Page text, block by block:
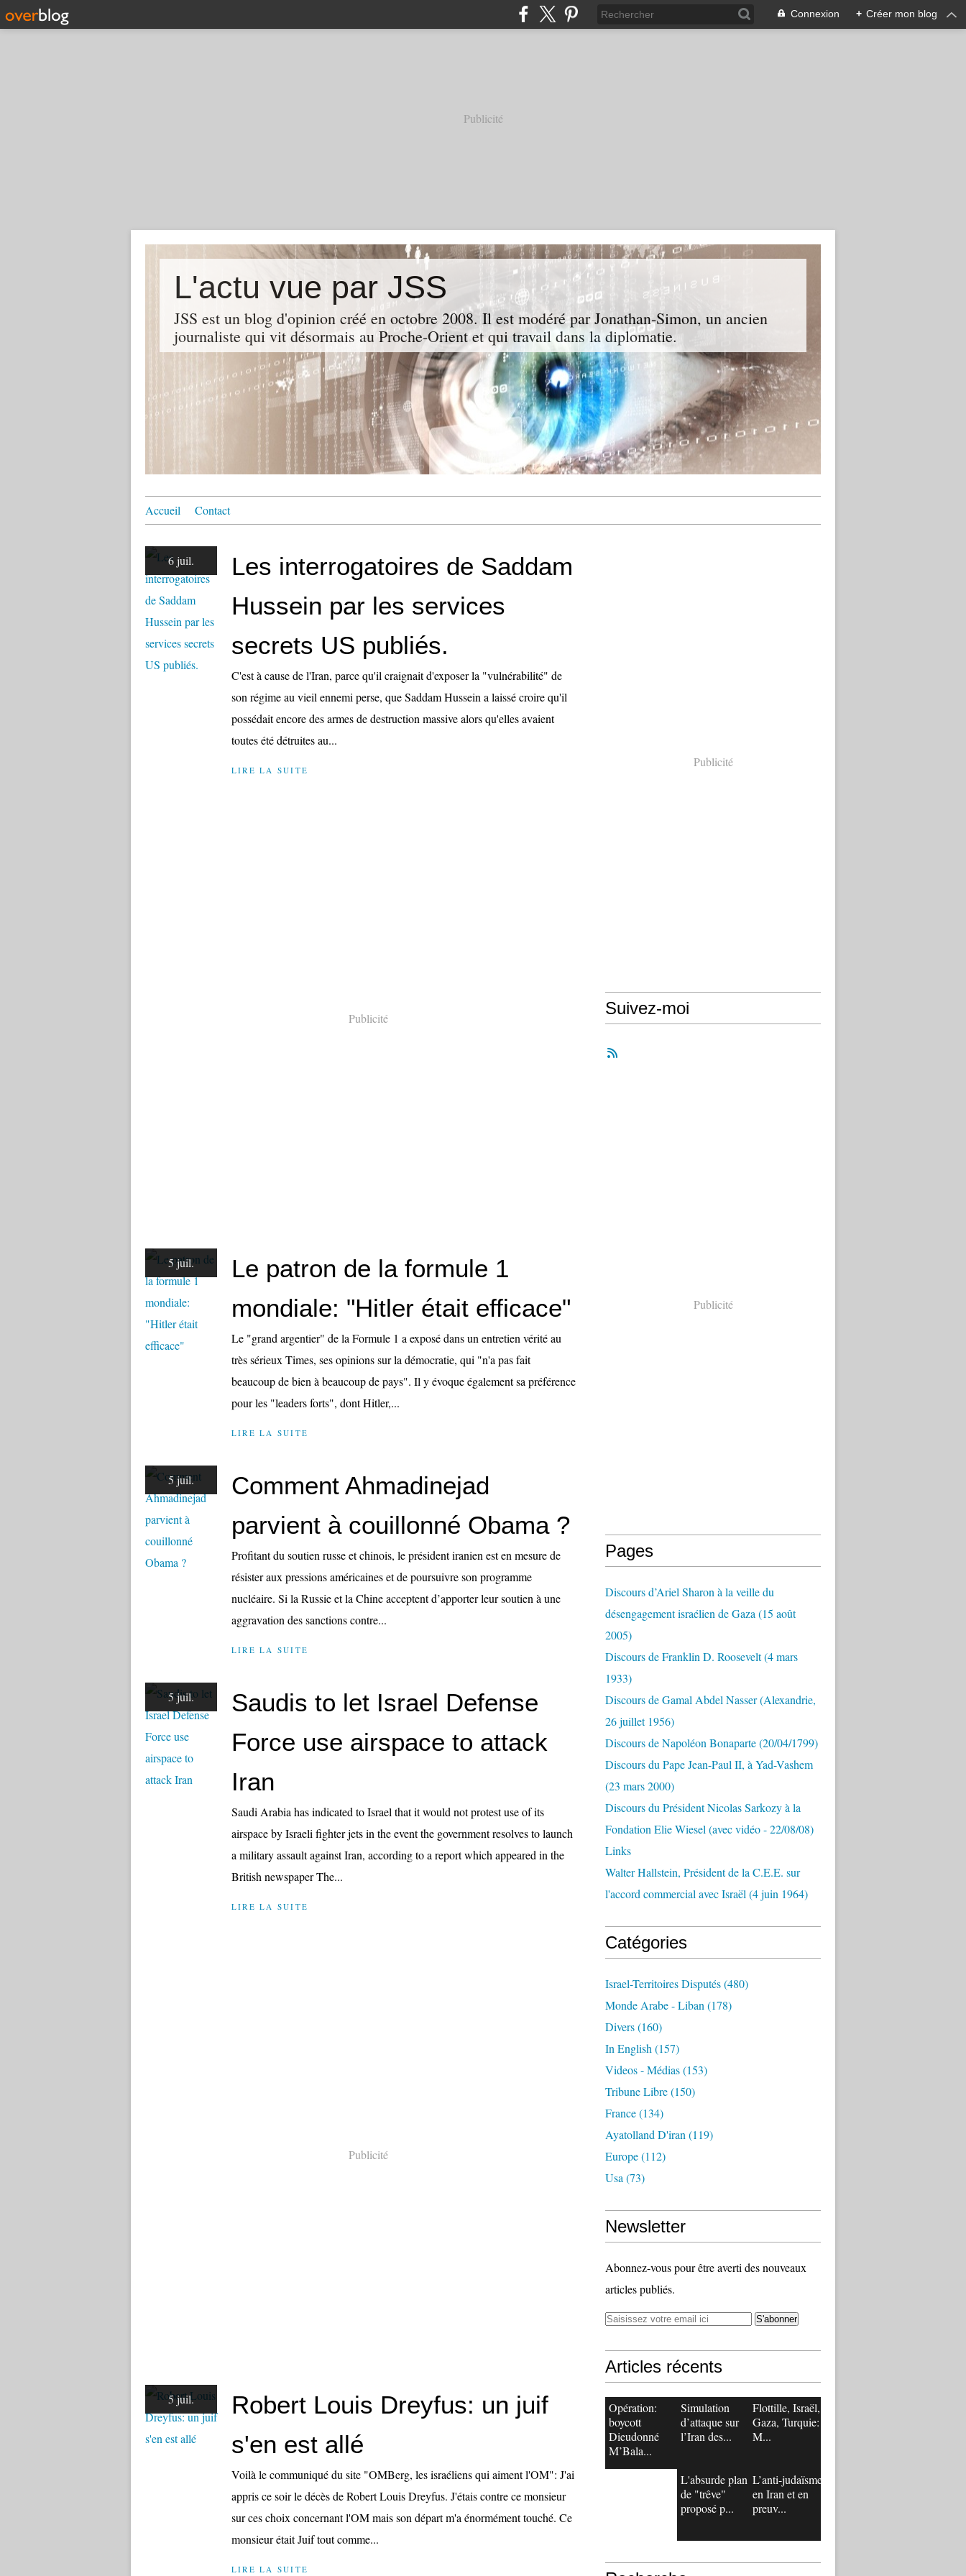
Connexion + Créer mon blog
Publicité
L'actu vue par JSS
JSS est un blog d'opinion créé en octobre 2008. Il est modéré par Jonathan-Simon, un ancien
journaliste qui vit désormais au Proche-Orient et qui travail dans la diplomatie.
Accueil Contact
6 juil.
Les interrogatoires de Saddam
Hussein par les services
secrets US publiés.
C'est à cause de l'Iran, parce qu'il craignait d'exposer la "vulnérabilité" de
son régime au vieil ennemi perse, que Saddam Hussein a laissé croire qu'il
possédait encore des armes de destruction massive alors qu'elles avaient
toutes été détruites au...
LIRE LA SUITE
Publicité
5 juil.
Le patron de la formule 1
mondiale: "Hitler était efficace"
Le "grand argentier" de la Formule 1 a exposé dans un entretien vérité au
très sérieux Times, ses opinions sur la démocratie, qui "n'a pas fait
beaucoup de bien à beaucoup de pays". Il y évoque également sa préférence
pour les "leaders forts", dont Hitler,...
LIRE LA SUITE
5 juil.
Comment Ahmadinejad
parvient à couillonné Obama ?
Profitant du soutien russe et chinois, le président iranien est en mesure de
résister aux pressions américaines et de poursuivre son programme
nucléaire. Si la Russie et la Chine acceptent d’apporter leur soutien à une
aggravation des sanctions contre...
LIRE LA SUITE
5 juil.
Saudis to let Israel Defense
Force use airspace to attack
Iran
Saudi Arabia has indicated to Israel that it would not protest use of its
airspace by Israeli fighter jets in the event the government resolves to launch
a military assault against Iran, according to a report which appeared in the
British newspaper The...
LIRE LA SUITE
Publicité
5 juil.
Robert Louis Dreyfus: un juif
s'en est allé
Voilà le communiqué du site "OMBerg, les israéliens qui aiment l'OM": J'ai
appris ce soir le décès de Robert Louis Dreyfus. J'étais contre ce monsieur
sur ces choix concernant l'OM mais son départ m'a énormément touché. Ce
monsieur était Juif tout comme...
LIRE LA SUITE
Publicité
Suivez-moi
Publicité
Pages
Discours d’Ariel Sharon à la veille du
désengagement israélien de Gaza (15 août
2005)
Discours de Franklin D. Roosevelt (4 mars
1933)
Discours de Gamal Abdel Nasser (Alexandrie,
26 juillet 1956)
Discours de Napoléon Bonaparte (20/04/1799)
Discours du Pape Jean-Paul II, à Yad-Vashem
(23 mars 2000)
Discours du Président Nicolas Sarkozy à la
Fondation Elie Wiesel (avec vidéo - 22/08/08)
Links
Walter Hallstein, Président de la C.E.E. sur
l'accord commercial avec Israël (4 juin 1964)
Catégories
Israel-Territoires Disputés(480)
Monde Arabe - Liban (178)
Divers(160)
In English (157)
Videos - Médias(153)
Tribune Libre(150)
France(134)
Ayatolland D'iran (119)
Europe(112)
Usa (73)
Newsletter
Abonnez-vous pour être averti des nouveaux
articles publiés.
Articles récents
Opération:
boycott
Dieudonné
M’Bala...
Simulation
d’attaque sur
l’Iran des...
Flottille, Israël,
Gaza, Turquie:
M...
L'absurde plan
de "trêve"
proposé p...
L’anti-judaïsme
en Iran et en
preuv...